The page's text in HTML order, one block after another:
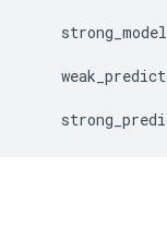
strong_model